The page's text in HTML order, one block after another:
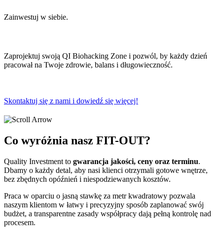
Zainwestuj w siebie.
Zaprojektuj swoją QI Biohacking Zone i pozwól, by każdy dzień
pracował na Twoje zdrowie, balans i długowieczność.
Skontaktuj się z nami i dowiedź się więcej!
Co wyróżnia nasz FIT-OUT?
Quality Investment to gwarancja jakości, ceny oraz terminu.
Dbamy o każdy detal, aby nasi klienci otrzymali gotowe wnętrze,
bez zbędnych opóźnień i niespodziewanych kosztów.
Praca w oparciu o jasną stawkę za metr kwadratowy pozwala
naszym klientom w łatwy i precyzyjny sposób zaplanować swój
budżet, a transparentne zasady współpracy dają pełną kontrolę nad
procesem.